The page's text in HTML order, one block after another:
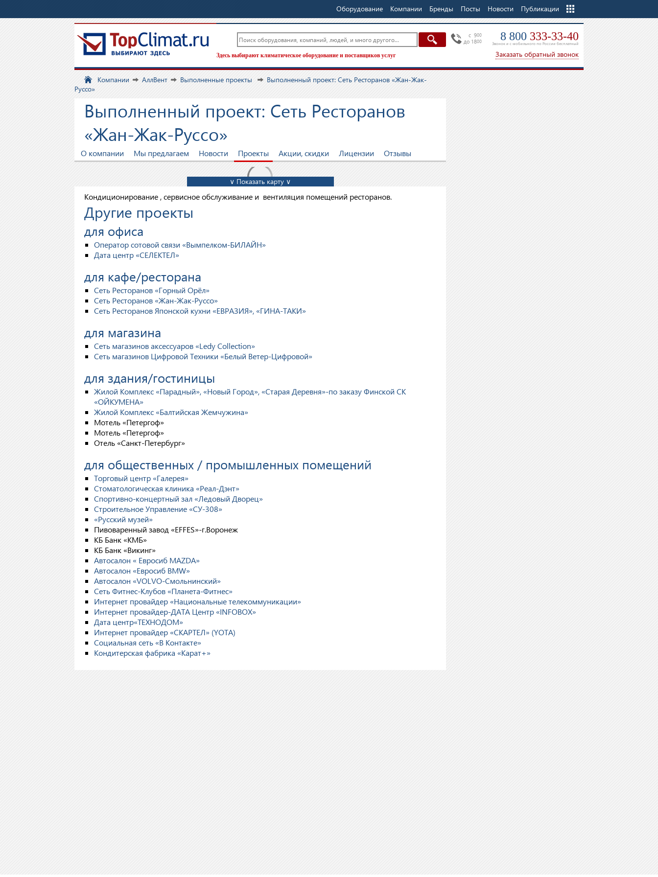
Оборудование Компании Бренды Посты Новости Публикации
Еще
c 900
до 1800 8 800 333-33-40
Звонок и с мобильного по России бесплатный
Заказать обратный звонок
Здесь выбирают климатическое оборудование и поставщиков услуг
Компании АллВент Выполненные проекты
Выполненный проект: Сеть Ресторанов «Жан-Жак-
Руссо»
Выполненный проект: Сеть Ресторанов
«Жан-Жак-Руссо»
О компании Мы предлагаем Новости Проекты Акции, скидки Лицензии Отзывы
∨ Показать карту ∨
Кондиционирование , сервисное обслуживание и вентиляция помещений ресторанов.
Другие проекты
для офиса
Оператор сотовой связи «Вымпелком-БИЛАЙН»
Дата центр «СЕЛЕКТЕЛ»
для кафе/ресторана
Сеть Ресторанов «Горный Орёл»
Сеть Ресторанов «Жан-Жак-Руссо»
Сеть Ресторанов Японской кухни «ЕВРАЗИЯ», «ГИНА-ТАКИ»
для магазина
Сеть магазинов аксессуаров «Ledy Collection»
Сеть магазинов Цифровой Техники «Белый Ветер-Цифровой»
для здания/гостиницы
Жилой Комплекс «Парадный», «Новый Город», «Старая Деревня»-по заказу Финской СК
«ОЙКУМЕНА»
Жилой Комплекс «Балтийская Жемчужина»
Мотель «Петергоф»
Мотель «Петергоф»
Отель «Санкт-Петербург»
для общественных / промышленных помещений
Торговый центр «Галерея»
Стоматологическая клиника «Реал-Дэнт»
Спортивно-концертный зал «Ледовый Дворец»
Строительное Управление «СУ-308»
«Русский музей»
Пивоваренный завод «EFFES»-г.Воронеж
КБ Банк «КМБ»
КБ Банк «Викинг»
Автосалон « Евросиб MAZDA»
Автосалон «Евросиб BMW»
Автосалон «VOLVO-Смольнинский»
Сеть Фитнес-Клубов «Планета-Фитнес»
Интернет провайдер «Национальные телекоммуникации»
Интернет провайдер-ДАТА Центр «INFOBOX»
Дата центр«ТЕХНОДОМ»
Интернет провайдер «СКАРТЕЛ» (YOTA)
Социальная сеть «В Контакте»
Кондитерская фабрика «Карат+»